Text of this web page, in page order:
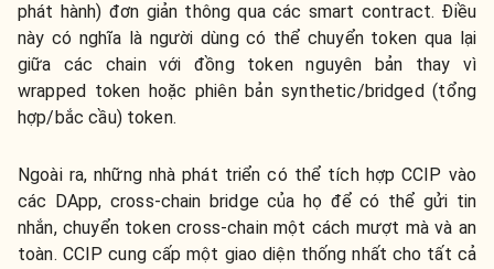
phát hành) đơn giản thông qua các smart contract. Điều
này có nghĩa là người dùng có thể chuyển token qua lại
giữa các chain với đồng token nguyên bản thay vì
wrapped token hoặc phiên bản synthetic/bridged (tổng
hợp/bắc cầu) token.
Ngoài ra, những nhà phát triển có thể tích hợp CCIP vào
các DApp, cross-chain bridge của họ để có thể gửi tin
nhắn, chuyển token cross-chain một cách mượt mà và an
toàn. CCIP cung cấp một giao diện thống nhất cho tất cả